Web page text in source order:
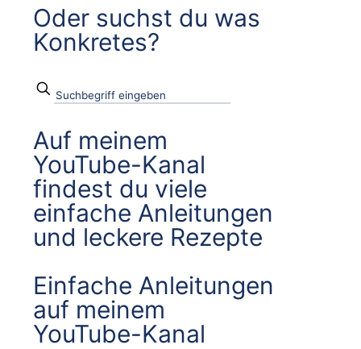
Oder suchst du was
Konkretes?
Auf meinem
YouTube-Kanal
findest du viele
einfache Anleitungen
und leckere Rezepte
Einfache Anleitungen
auf meinem
YouTube-Kanal